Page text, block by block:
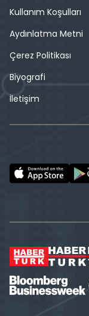
Kullanım Koşulları
Aydınlatma Metni
Çerez Politikası
Biyografi
İletişim